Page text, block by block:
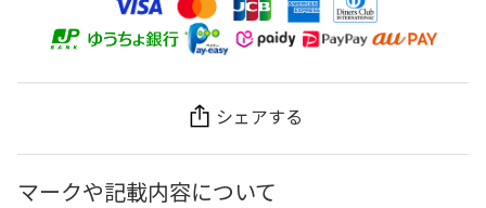
シェアする
マークや記載内容について